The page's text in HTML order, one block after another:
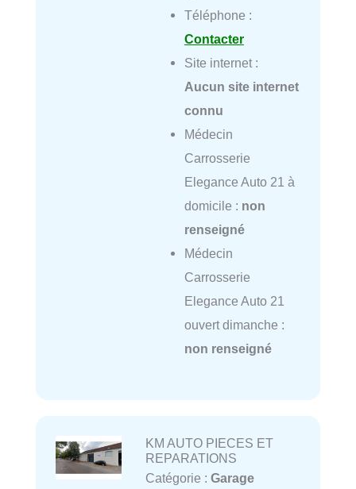
Téléphone :
Contacter
Site internet :
Aucun site internet
connu
Médecin
Carrosserie
Elegance Auto 21 à
domicile : non
renseigné
Médecin
Carrosserie
Elegance Auto 21
ouvert dimanche :
non renseigné
KM AUTO PIECES ET
REPARATIONS
Catégorie : Garage